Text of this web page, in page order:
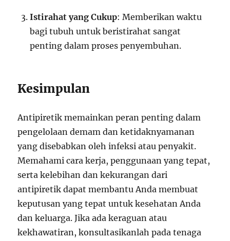
Istirahat yang Cukup: Memberikan waktu
bagi tubuh untuk beristirahat sangat
penting dalam proses penyembuhan.
Kesimpulan
Antipiretik memainkan peran penting dalam
pengelolaan demam dan ketidaknyamanan
yang disebabkan oleh infeksi atau penyakit.
Memahami cara kerja, penggunaan yang tepat,
serta kelebihan dan kekurangan dari
antipiretik dapat membantu Anda membuat
keputusan yang tepat untuk kesehatan Anda
dan keluarga. Jika ada keraguan atau
kekhawatiran, konsultasikanlah pada tenaga